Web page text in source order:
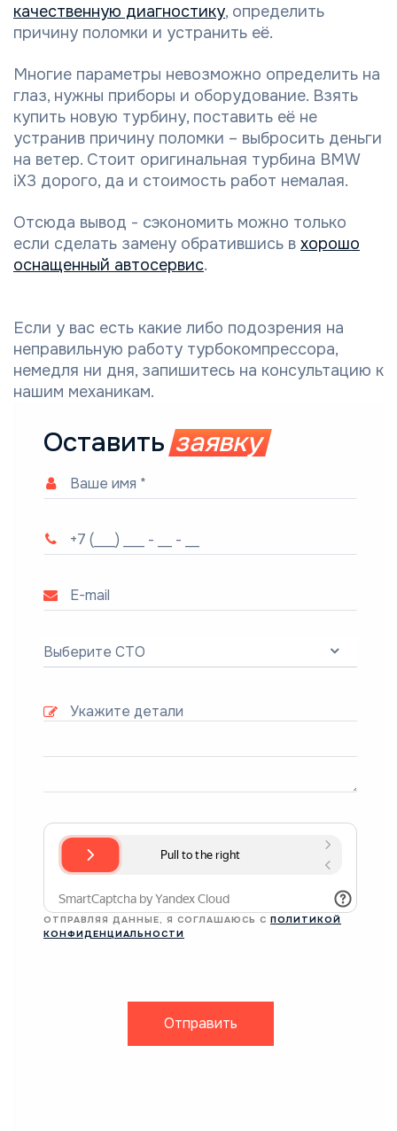
качественную диагностику, определить
причину поломки и устранить её.
Многие параметры невозможно определить на
глаз, нужны приборы и оборудование. Взять
купить новую турбину, поставить её не
устранив причину поломки – выбросить деньги
на ветер. Стоит оригинальная турбина BMW
iX3 дорого, да и стоимость работ немалая.
Отсюда вывод - сэкономить можно только
если сделать замену обратившись в хорошо
оснащенный автосервис.
Если у вас есть какие либо подозрения на
неправильную работу турбокомпрессора,
немедля ни дня, запишитесь на консультацию к
нашим механикам.
Оставить заявку
Выберите СТО
ОТПРАВЛЯЯ ДАННЫЕ, Я СОГЛАШАЮСЬ С ПОЛИТИКОЙ
КОНФИДЕНЦИАЛЬНОСТИ
Отправить